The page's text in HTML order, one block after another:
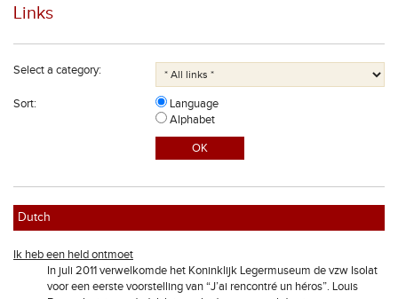
Links
Select a category:
Sort:
Language
Alphabet
Dutch
Ik heb een held ontmoet
In juli 2011 verwelkomde het Koninklijk Legermuseum de vzw Isolat
voor een eerste voorstelling van “J’ai rencontré un héros”. Louis